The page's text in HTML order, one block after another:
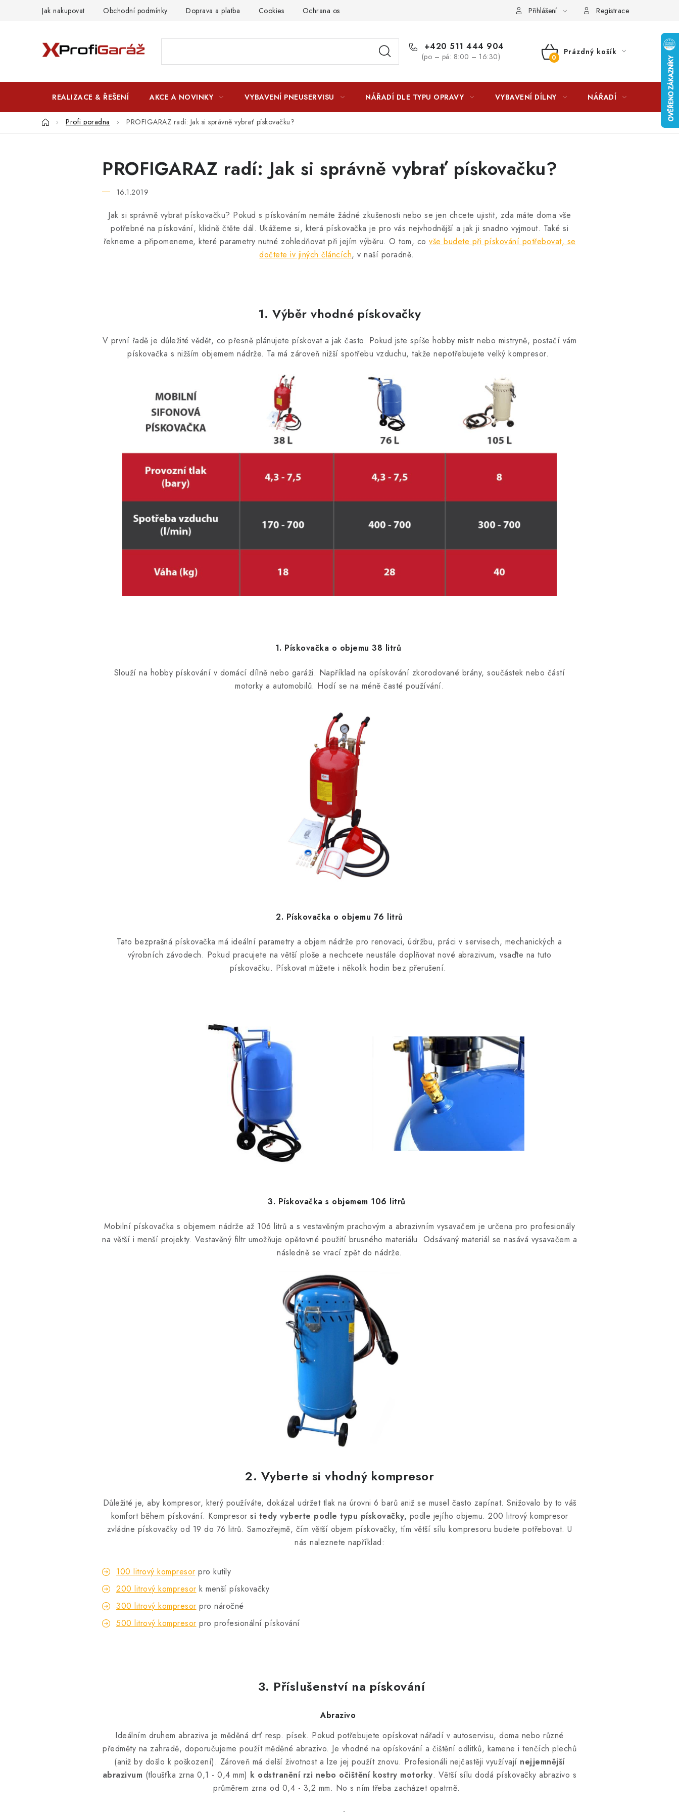
Jak nakupovat Obchodní podmínky Doprava a platba Cookies Ochrana osobních údajú LICENCE K FOTOGRAFIÍM Doplňkové služby
Přihlášení Registrace
+420 511 444 904
(po – pá: 8:00 – 16:30)
NÁKUPNÍ
Prázdný košík
REALIZACE & ŘEŠENÍ AKCE A NOVINKY VYBAVENÍ PNEUSERVISU NÁŘADÍ DLE TYPU OPRAVY VYBAVENÍ DÍLNY NÁŘADÍ
DomůProfi poradna PROFIGARAZ radí: Jak si správně vybrať pískovačku?
PROFIGARAZ radí: Jak si správně vybrať pískovačku?
16.1.2019
Jak si správně vybrat pískovačku? Pokud s pískováním nemáte žádné zkušenosti nebo se jen chcete ujistit, zda máte doma vše
potřebné na pískování, klidně čtěte dál. Ukážeme si, která pískovačka je pro vás nejvhodnější a jak ji snadno vyjmout. Také si
řekneme a připomeneme, které parametry nutné zohledňovat při jejím výběru. O tom, co vše budete při pískování potřebovat, se
dočtete iv jiných článcích, v naší poradně.
1. Výběr vhodné pískovačky
V první řadě je důležité vědět, co přesně plánujete pískovat a jak často. Pokud jste spíše hobby mistr nebo mistryně, postačí vám
pískovačka s nižším objemem nádrže. Ta má zároveň nižší spotřebu vzduchu, takže nepotřebujete velký kompresor.
1. Pískovačka o objemu 38 litrů
Slouží na hobby pískování v domácí dílně nebo garáži. Například na opískování zkorodované brány, součástek nebo částí
motorky a automobilů. Hodí se na méně časté používání.
2. Pískovačka o objemu 76 litrů
Tato bezprašná pískovačka má ideální parametry a objem nádrže pro renovaci, údržbu, práci v servisech, mechanických a
výrobních závodech. Pokud pracujete na větší ploše a nechcete neustále doplňovat nové abrazivum, vsaďte na tuto
pískovačku. Pískovat můžete i několik hodin bez přerušení.
3. Pískovačka s objemem 106 litrů
Mobilní pískovačka s objemem nádrže až 106 litrů a s vestavěným prachovým a abrazivním vysavačem je určena pro profesionály
na větší i menší projekty. Vestavěný filtr umožňuje opětovné použití brusného materiálu. Odsávaný materiál se nasává vysavačem a
následně se vrací zpět do nádrže.
2. Vyberte si vhodný kompresor
Důležité je, aby kompresor, který používáte, dokázal udržet tlak na úrovni 6 barů aniž se musel často zapínat. Snižovalo by to váš
komfort během pískování. Kompresor si tedy vyberte podle typu pískovačky, podle jejího objemu. 200 litrový kompresor
zvládne pískovačky od 19 do 76 litrů. Samozřejmě, čím větší objem pískovačky, tím větší sílu kompresoru budete potřebovat. U
nás naleznete například:
100 litrový kompresor pro kutily
200 litrový kompresor k menší pískovačky
300 litrový kompresor pro náročné
500 litrový kompresor pro profesionální pískování
3. Příslušenství na pískování
Abrazivo
Ideálním druhem abraziva je měděná drť resp. písek. Pokud potřebujete opískovat nářadí v autoservisu, doma nebo různé
předměty na zahradě, doporučujeme použít měděné abrazivo. Je vhodné na opískování a čištění odlitků, kamene i tenčích plechů
(aniž by došlo k poškození). Zároveň má delší životnost a lze jej použít znovu. Profesionáli nejčastěji využívají nejjemnější
abrazivum (tloušťka zrna 0,1 - 0,4 mm) k odstranění rzi nebo očištění kostry motorky. Větší sílu dodá pískovačky abrazivo s
průměrem zrna od 0,4 - 3,2 mm. No s ním třeba zacházet opatrně.